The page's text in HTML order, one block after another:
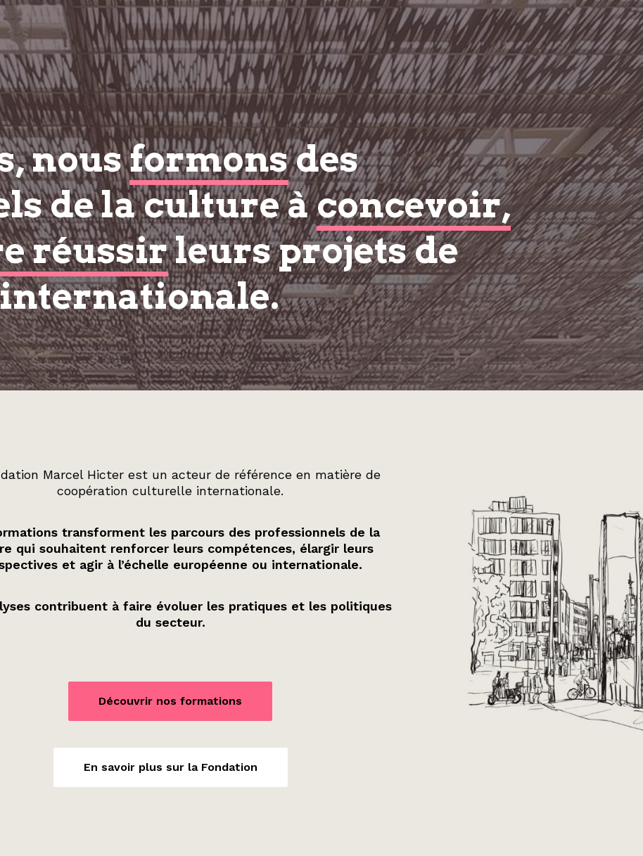
nousformonsdes
de la culture àconcevoir,
réussirleurs projets de
Marcel Hicter est un acteur de référence en matière de
coopération culturelle internationale.
transforment les parcours des professionnels de la
qui souhaitent renforcer leurs compétences, élargir leurs
et agir à l’échelle européenne ou internationale.
contribuent à faire évoluer les pratiques et les politiques
du secteur.
Découvrir nos formations
En savoir plus sur la Fondation